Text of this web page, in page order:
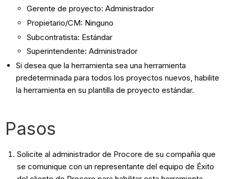
Gerente de proyecto: Administrador
Propietario/CM: Ninguno
Subcontratista: Estándar
Superintendente: Administrador
Si desea que la herramienta sea una herramienta
predeterminada para todos los proyectos nuevos, habilite
la herramienta en su plantilla de proyecto estándar.
Pasos
Solicite al administrador de Procore de su compañía que
se comunique con un representante del equipo de Éxito